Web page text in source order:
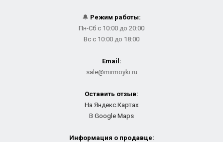
🔔 Режим работы:
Пн-Сб с 10:00 до 20:00
Вс с 10:00 до 18:00
Email:
sale@mirmoyki.ru
Оставить отзыв:
На Яндекс.Картах
В Google Maps
Информация о продавце: